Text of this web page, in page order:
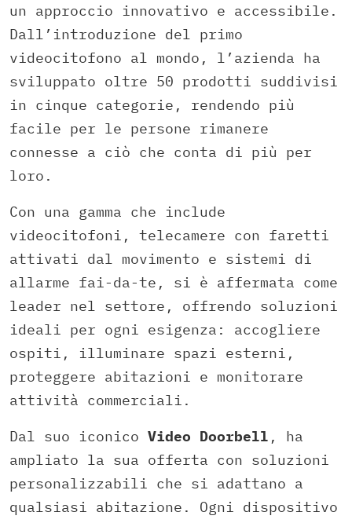
un approccio innovativo e accessibile.
Dall’introduzione del primo
videocitofono al mondo, l’azienda ha
sviluppato oltre 50 prodotti suddivisi
in cinque categorie, rendendo più
facile per le persone rimanere
connesse a ciò che conta di più per
loro.
Con una gamma che include
videocitofoni, telecamere con faretti
attivati dal movimento e sistemi di
allarme fai-da-te, si è affermata come
leader nel settore, offrendo soluzioni
ideali per ogni esigenza: accogliere
ospiti, illuminare spazi esterni,
proteggere abitazioni e monitorare
attività commerciali.
Dal suo iconico Video Doorbell , ha
ampliato la sua offerta con soluzioni
personalizzabili che si adattano a
qualsiasi abitazione. Ogni dispositivo